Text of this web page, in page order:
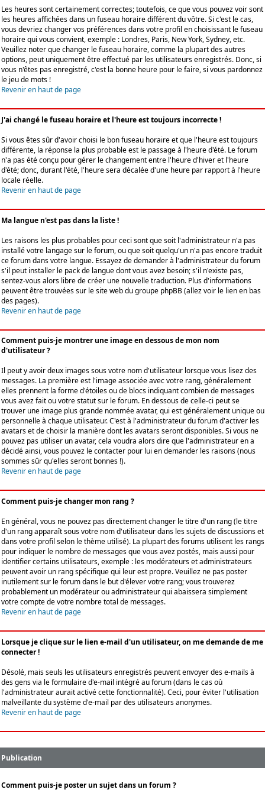
Les heures sont certainement correctes; toutefois, ce que vous pouvez voir sont
les heures affichées dans un fuseau horaire différent du vôtre. Si c'est le cas,
vous devriez changer vos préférences dans votre profil en choisissant le fuseau
horaire qui vous convient, exemple : Londres, Paris, New York, Sydney, etc.
Veuillez noter que changer le fuseau horaire, comme la plupart des autres
options, peut uniquement être effectué par les utilisateurs enregistrés. Donc, si
vous n'êtes pas enregistré, c'est la bonne heure pour le faire, si vous pardonnez
le jeu de mots !
Revenir en haut de page
J'ai changé le fuseau horaire et l'heure est toujours incorrecte !
Si vous êtes sûr d'avoir choisi le bon fuseau horaire et que l'heure est toujours
différente, la réponse la plus probable est le passage à l'heure d'été. Le forum
n'a pas été conçu pour gérer le changement entre l'heure d'hiver et l'heure
d'été; donc, durant l'été, l'heure sera décalée d'une heure par rapport à l'heure
locale réelle.
Revenir en haut de page
Ma langue n'est pas dans la liste !
Les raisons les plus probables pour ceci sont que soit l'administrateur n'a pas
installé votre langage sur le forum, ou que soit quelqu'un n'a pas encore traduit
ce forum dans votre langue. Essayez de demander à l'administrateur du forum
s'il peut installer le pack de langue dont vous avez besoin; s'il n'existe pas,
sentez-vous alors libre de créer une nouvelle traduction. Plus d'informations
peuvent être trouvées sur le site web du groupe phpBB (allez voir le lien en bas
des pages).
Revenir en haut de page
Comment puis-je montrer une image en dessous de mon nom
d'utilisateur ?
Il peut y avoir deux images sous votre nom d'utilisateur lorsque vous lisez des
messages. La première est l'image associée avec votre rang, généralement
elles prennent la forme d'étoiles ou de blocs indiquant combien de messages
vous avez fait ou votre statut sur le forum. En dessous de celle-ci peut se
trouver une image plus grande nommée avatar, qui est généralement unique ou
personnelle à chaque utilisateur. C'est à l'administrateur du forum d'activer les
avatars et de choisir la manière dont les avatars seront disponibles. Si vous ne
pouvez pas utiliser un avatar, cela voudra alors dire que l'administrateur en a
décidé ainsi, vous pouvez le contacter pour lui en demander les raisons (nous
sommes sûr qu'elles seront bonnes !).
Revenir en haut de page
Comment puis-je changer mon rang ?
En général, vous ne pouvez pas directement changer le titre d'un rang (le titre
d'un rang apparaît sous votre nom d'utilisateur dans les sujets de discussions et
dans votre profil selon le thème utilisé). La plupart des forums utilisent les rangs
pour indiquer le nombre de messages que vous avez postés, mais aussi pour
identifier certains utilisateurs, exemple : les modérateurs et administrateurs
peuvent avoir un rang spécifique qui leur est propre. Veuillez ne pas poster
inutilement sur le forum dans le but d'élever votre rang; vous trouverez
probablement un modérateur ou administrateur qui abaissera simplement
votre compte de votre nombre total de messages.
Revenir en haut de page
Lorsque je clique sur le lien e-mail d'un utilisateur, on me demande de me
connecter !
Désolé, mais seuls les utilisateurs enregistrés peuvent envoyer des e-mails à
des gens via le formulaire d'e-mail intégré au forum (dans le cas où
l'administrateur aurait activé cette fonctionnalité). Ceci, pour éviter l'utilisation
malveillante du système d'e-mail par des utilisateurs anonymes.
Revenir en haut de page
Publication
Comment puis-je poster un sujet dans un forum ?